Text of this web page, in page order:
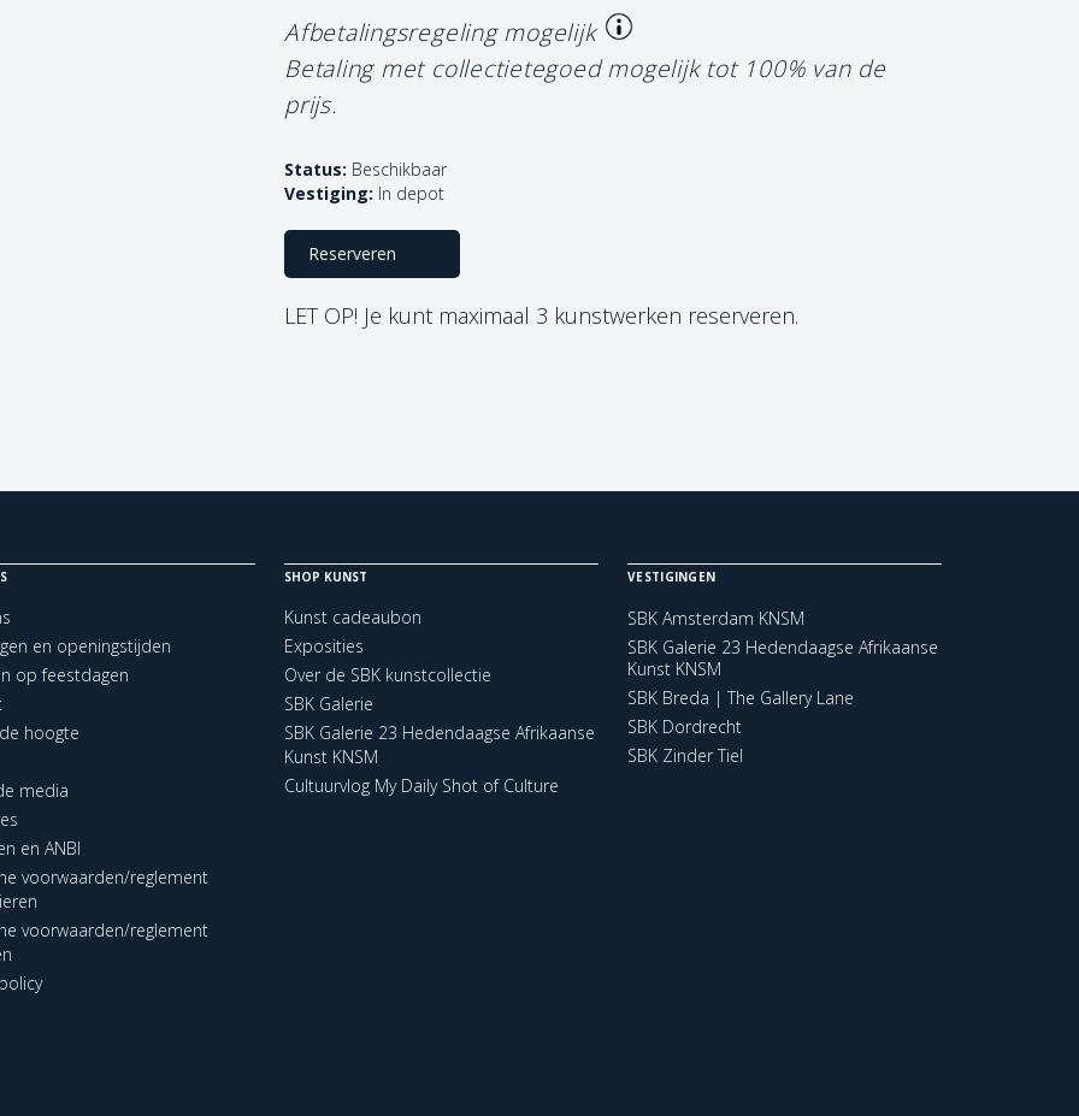
Afbetalingsregeling mogelijk
Betaling met collectietegoed mogelijk tot 100% van de
prijs.
Status: Beschikbaar
Vestiging: In depot
Reserveren
LET OP! Je kunt maximaal 3 kunstwerken reserveren.
en openingstijden
op feestdagen
hoogte
media
en ANBI
voorwaarden/reglement
voorwaarden/reglement
SHOP KUNST
Kunst cadeaubon
Exposities
Over de SBK kunstcollectie
SBK Galerie
SBK Galerie 23 Hedendaagse Afrikaanse
Kunst KNSM
Cultuurvlog My Daily Shot of Culture
VESTIGINGEN
SBK Amsterdam KNSM
SBK Galerie 23 Hedendaagse Afrikaanse
Kunst KNSM
SBK Breda | The Gallery Lane
SBK Dordrecht
SBK Zinder Tiel